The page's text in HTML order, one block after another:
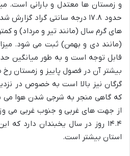
و زمستان ها معتدل و بارانی است.
حدود ۱۷.۸ درجه سانتی گراد
های گرم سال (مانند تیر و مرداد) و
(مانند دی و بهمن) ثبت می شود.
بیشتر آن در فصول پاییز و زمستان
گرگان نیز بالا است به خصوص در
که گاهی منجر به شرجی شدن هوا می
از جهت های غربی و جنوب غربی می
۱۴.۴ روز در سال یخبندان دارد
استان بیشتر است.